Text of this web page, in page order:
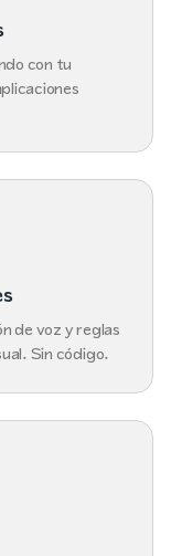
con tu
de voz y reglas
Sin código.